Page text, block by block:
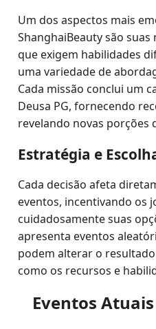
Um dos aspectos mais
ShanghaiBeauty são
que exigem habilidades
uma variedade de
Cada missão conclui um
Deusa PG, fornecendo
revelando novas porções
Estratégia e
Cada decisão afeta
eventos, incentivando os
cuidadosamente suas
apresenta eventos
podem alterar o
como os recursos e
Eventos